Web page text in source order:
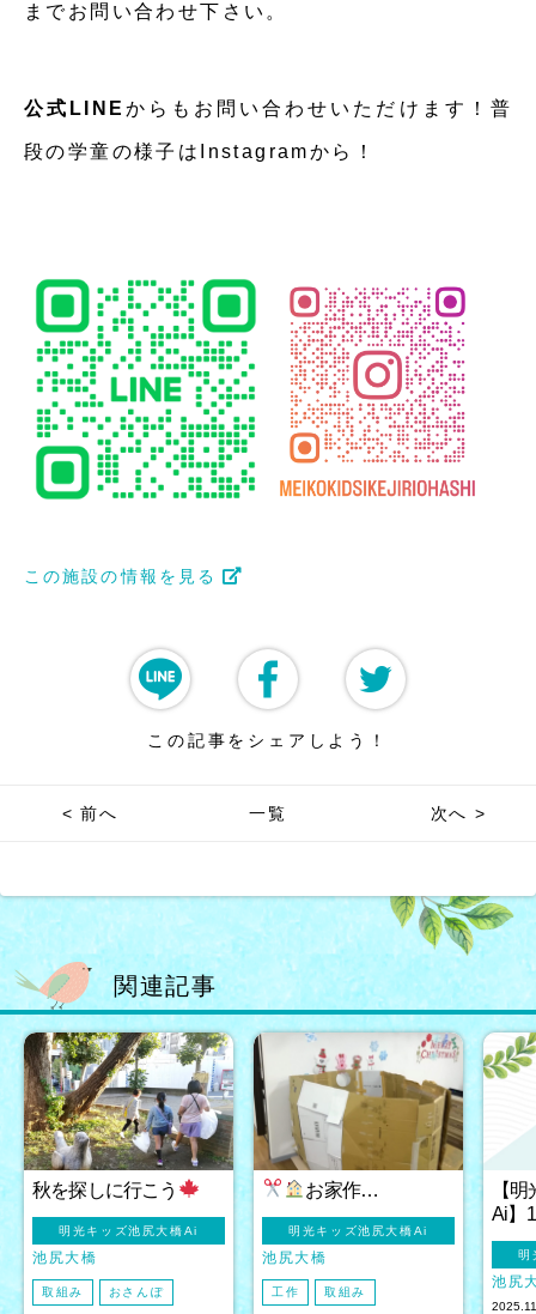
までお問い合わせ下さい。
公式LINE からもお問い合わせいただけます！普
段の学童の様子はInstagramから！
この施設の情報を見る
この記事をシェアしよう！
< 前へ 一覧 次へ >
関連記事
秋を探しに行こう
明光キッズ池尻大橋Ai
池尻大橋
取組み おさんぽ
お家作…
明光キッズ池尻大橋Ai
池尻大橋
工作 取組み
【
Ai】
明
池尻